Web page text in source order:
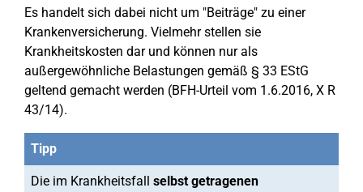
Es handelt sich dabei nicht um "Beiträge" zu einer
Krankenversicherung. Vielmehr stellen sie
Krankheitskosten dar und können nur als
außergewöhnliche Belastungen gemäß § 33 EStG
geltend gemacht werden (BFH-Urteil vom 1.6.2016, X R
43/14).
Tipp
Die im Krankheitsfall selbst getragenen